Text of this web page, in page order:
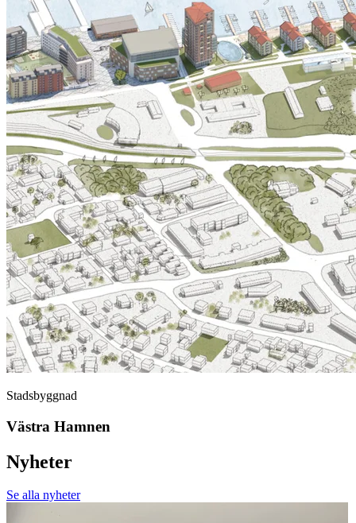
Stadsbyggnad
Västra Hamnen
Nyheter
Se alla nyheter